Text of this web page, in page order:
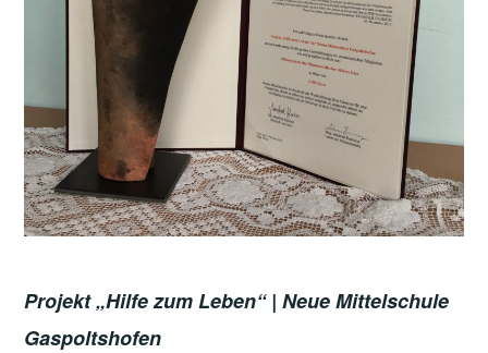
Projekt „Hilfe zum Leben“ | Neue Mittelschule
Gaspoltshofen